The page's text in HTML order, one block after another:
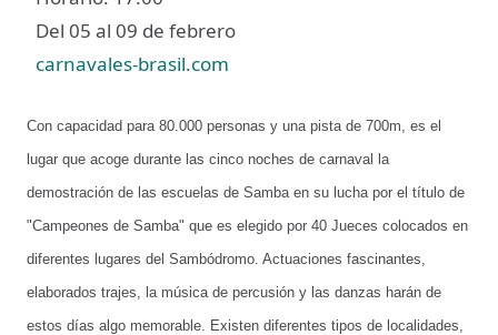
Del 05 al 09 de febrero
carnavales-brasil.com
Con capacidad para 80.000 personas y una pista de 700m, es el
lugar que acoge durante las cinco noches de carnaval la
demostración de las escuelas de Samba en su lucha por el título de
"Campeones de Samba" que es elegido por 40 Jueces colocados en
diferentes lugares del Sambódromo. Actuaciones fascinantes,
elaborados trajes, la música de percusión y las danzas harán de
estos días algo memorable. Existen diferentes tipos de localidades,